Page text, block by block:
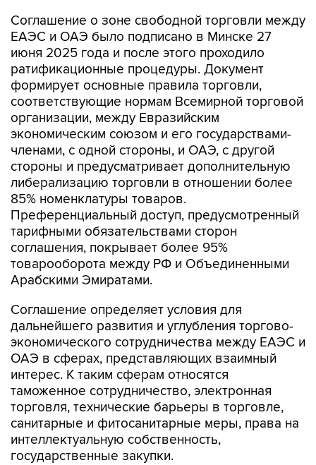
Соглашение о зоне свободной торговли между
ЕАЭС и ОАЭ было подписано в Минске 27
июня 2025 года и после этого проходило
ратификационные процедуры. Документ
формирует основные правила торговли,
соответствующие нормам Всемирной торговой
организации, между Евразийским
экономическим союзом и его государствами-
членами, с одной стороны, и ОАЭ, с другой
стороны и предусматривает дополнительную
либерализацию торговли в отношении более
85% номенклатуры товаров.
Преференциальный доступ, предусмотренный
тарифными обязательствами сторон
соглашения, покрывает более 95%
товарооборота между РФ и Объединенными
Арабскими Эмиратами.
Соглашение определяет условия для
дальнейшего развития и углубления торгово-
экономического сотрудничества между ЕАЭС и
ОАЭ в сферах, представляющих взаимный
интерес. К таким сферам относятся
таможенное сотрудничество, электронная
торговля, технические барьеры в торговле,
санитарные и фитосанитарные меры, права на
интеллектуальную собственность,
государственные закупки.